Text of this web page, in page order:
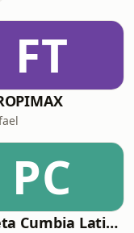
FT
PC
Planeta Cumbia Latina